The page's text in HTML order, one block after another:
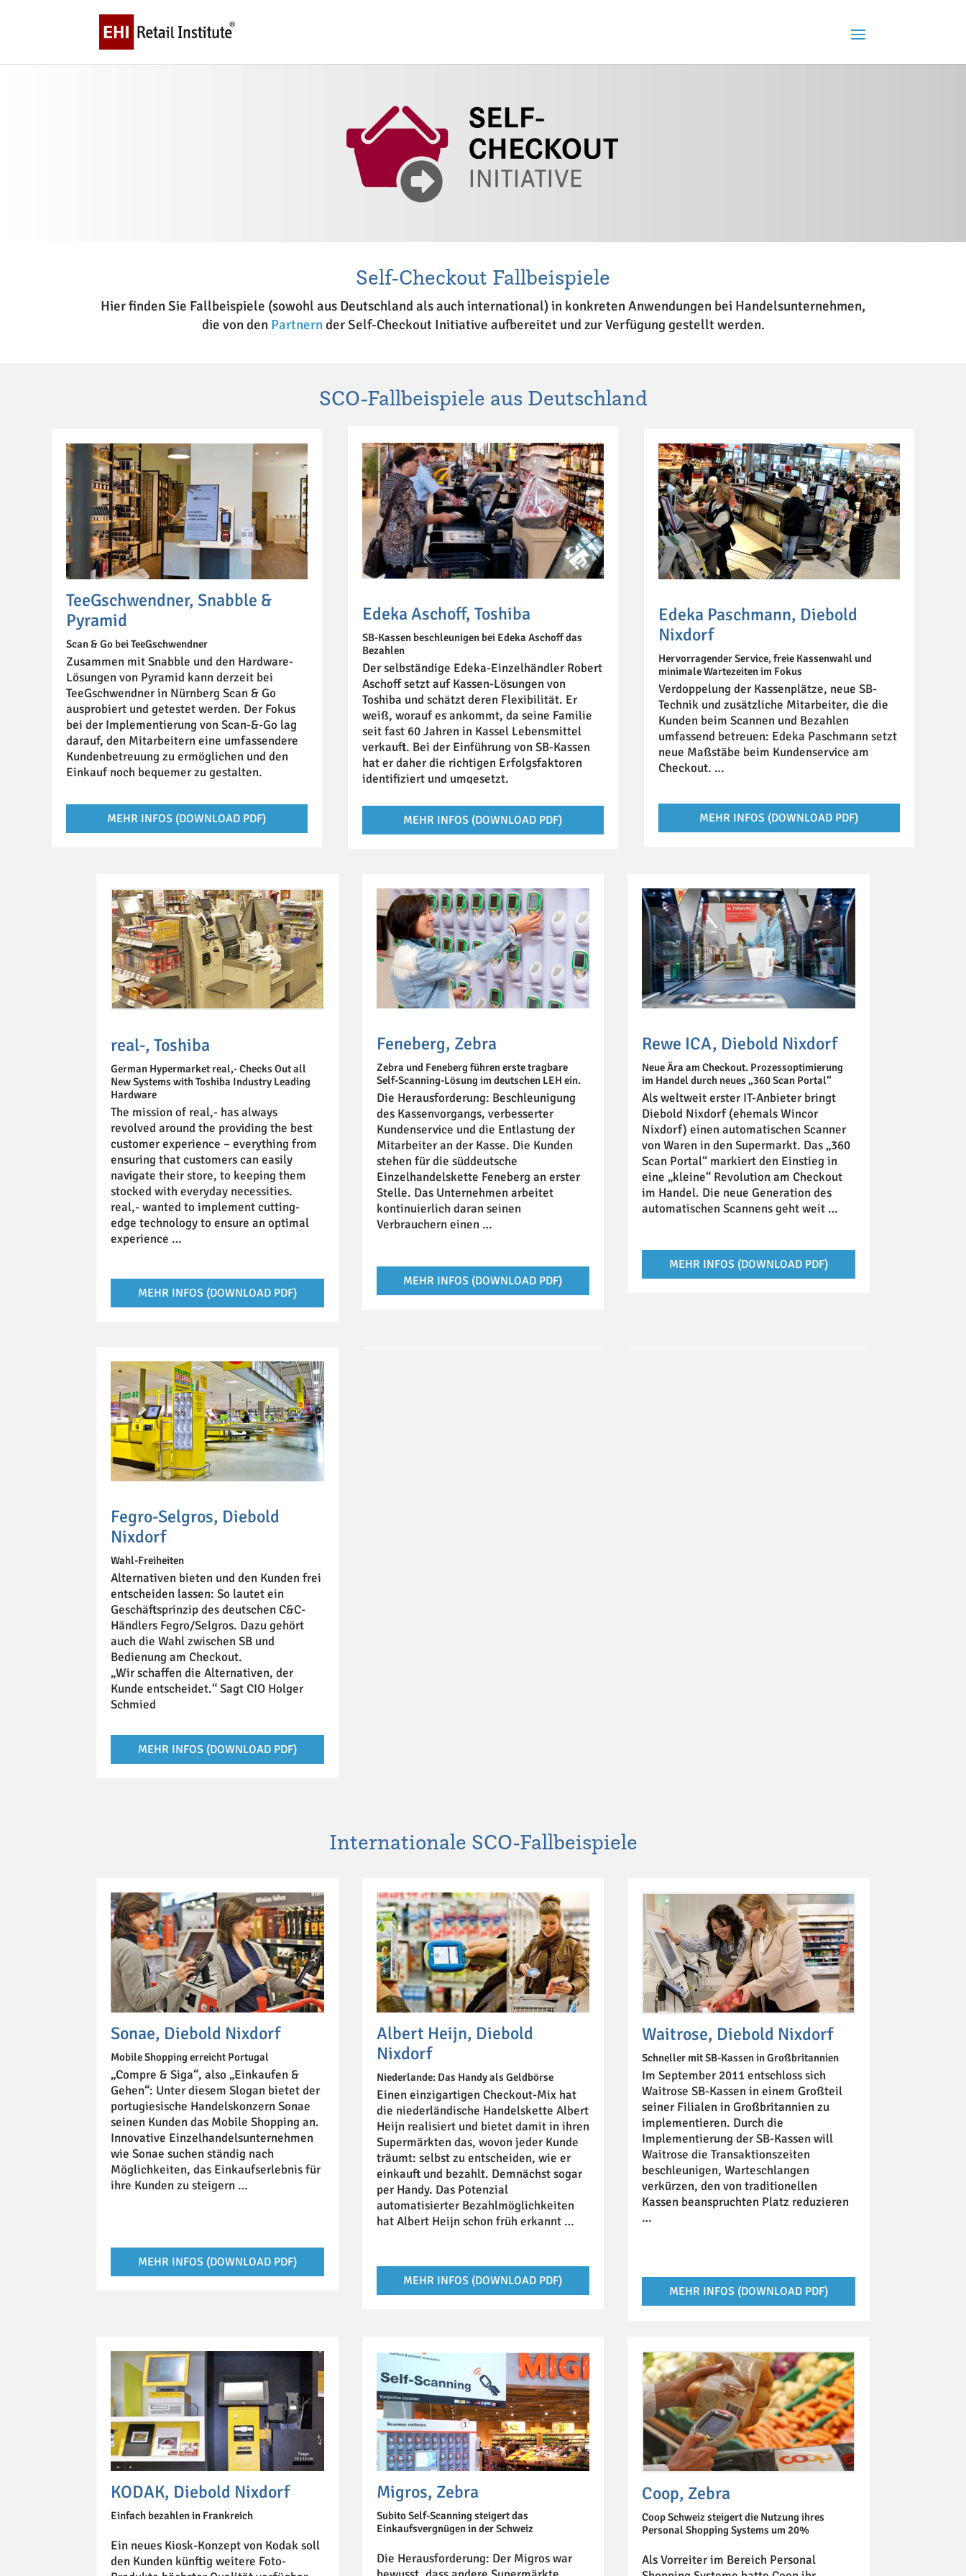
Self-Checkout Fallbeispiele
Hier finden Sie Fallbeispiele (sowohl aus Deutschland als auch international) in konkreten Anwendungen bei Handelsunternehmen,
die von den Partnernder Self-Checkout Initiative aufbereitet und zur Verfügung gestellt werden.
SCO-Fallbeispiele aus Deutschland
TeeGschwendner, Snabble &
Pyramid
Scan & Go bei TeeGschwendner
Zusammen mit Snabble und den Hardware-
Lösungen von Pyramid kann derzeit bei
TeeGschwendner in Nürnberg Scan & Go
ausprobiert und getestet werden. Der Fokus
bei der Implementierung von Scan-&-Go lag
darauf, den Mitarbeitern eine umfassendere
Kundenbetreuung zu ermöglichen und den
Einkauf noch bequemer zu gestalten.
MEHR INFOS (DOWNLOAD PDF)
Edeka Aschoff, Toshiba
SB-Kassen beschleunigen bei Edeka Aschoff das
Bezahlen
Der selbständige Edeka-Einzelhändler Robert
Aschoff setzt auf Kassen-Lösungen von
Toshiba und schätzt deren Flexibilität. Er
weiß, worauf es ankommt, da seine Familie
seit fast 60 Jahren in Kassel Lebensmittel
verkauft. Bei der Einführung von SB-Kassen
hat er daher die richtigen Erfolgsfaktoren
identifiziert und umgesetzt.
MEHR INFOS (DOWNLOAD PDF)
Edeka Paschmann, Diebold
Nixdorf
Hervorragender Service, freie Kassenwahl und
minimale Wartezeiten im Fokus
Verdoppelung der Kassenplätze, neue SB-
Technik und zusätzliche Mitarbeiter, die die
Kunden beim Scannen und Bezahlen
umfassend betreuen: Edeka Paschmann setzt
neue Maßstäbe beim Kundenservice am
Checkout. …
MEHR INFOS (DOWNLOAD PDF)
real-, Toshiba
German Hypermarket real,- Checks Out all
New Systems with Toshiba Industry Leading
Hardware
The mission of real,- has always
revolved around the providing the best
customer experience – everything from
ensuring that customers can easily
navigate their store, to keeping them
stocked with everyday necessities.
real,- wanted to implement cutting-
edge technology to ensure an optimal
experience …
MEHR INFOS (DOWNLOAD PDF)
Feneberg, Zebra
Zebra und Feneberg führen erste tragbare
Self-Scanning-Lösung im deutschen LEH ein.
Die Herausforderung: Beschleunigung
des Kassenvorgangs, verbesserter
Kundenservice und die Entlastung der
Mitarbeiter an der Kasse. Die Kunden
stehen für die süddeutsche
Einzelhandelskette Feneberg an erster
Stelle. Das Unternehmen arbeitet
kontinuierlich daran seinen
Verbrauchern einen …
MEHR INFOS (DOWNLOAD PDF)
Rewe ICA, Diebold Nixdorf
Neue Ära am Checkout. Prozessoptimierung
im Handel durch neues „360 Scan Portal“
Als weltweit erster IT-Anbieter bringt
Diebold Nixdorf (ehemals Wincor
Nixdorf) einen automatischen Scanner
von Waren in den Supermarkt. Das „360
Scan Portal“ markiert den Einstieg in
eine „kleine“ Revolution am Checkout
im Handel. Die neue Generation des
automatischen Scannens geht weit …
MEHR INFOS (DOWNLOAD PDF)
Fegro-Selgros, Diebold
Nixdorf
Wahl-Freiheiten
Alternativen bieten und den Kunden frei
entscheiden lassen: So lautet ein
Geschäftsprinzip des deutschen C&C-
Händlers Fegro/Selgros. Dazu gehört
auch die Wahl zwischen SB und
Bedienung am Checkout.
„Wir schaffen die Alternativen, der
Kunde entscheidet.“ Sagt CIO Holger
Schmied
MEHR INFOS (DOWNLOAD PDF)
Internationale SCO-Fallbeispiele
Sonae, Diebold Nixdorf
Mobile Shopping erreicht Portugal
„Compre & Siga“, also „Einkaufen &
Gehen“: Unter diesem Slogan bietet der
portugiesische Handelskonzern Sonae
seinen Kunden das Mobile Shopping an.
Innovative Einzelhandelsunternehmen
wie Sonae suchen ständig nach
Möglichkeiten, das Einkaufserlebnis für
ihre Kunden zu steigern …
MEHR INFOS (DOWNLOAD PDF)
Albert Heijn, Diebold
Nixdorf
Niederlande: Das Handy als Geldbörse
Einen einzigartigen Checkout-Mix hat
die niederländische Handelskette Albert
Heijn realisiert und bietet damit in ihren
Supermärkten das, wovon jeder Kunde
träumt: selbst zu entscheiden, wie er
einkauft und bezahlt. Demnächst sogar
per Handy. Das Potenzial
automatisierter Bezahlmöglichkeiten
hat Albert Heijn schon früh erkannt …
MEHR INFOS (DOWNLOAD PDF)
Waitrose, Diebold Nixdorf
Schneller mit SB-Kassen in Großbritannien
Im September 2011 entschloss sich
Waitrose SB-Kassen in einem Großteil
seiner Filialen in Großbritannien zu
implementieren. Durch die
Implementierung der SB-Kassen will
Waitrose die Transaktionszeiten
beschleunigen, Warteschlangen
verkürzen, den von traditionellen
Kassen beanspruchten Platz reduzieren
…
MEHR INFOS (DOWNLOAD PDF)
KODAK, Diebold Nixdorf
Einfach bezahlen in Frankreich
Ein neues Kiosk-Konzept von Kodak soll
den Kunden künftig weitere Foto-
Migros, Zebra
Subito Self-Scanning steigert das
Einkaufsvergnügen in der Schweiz
Die Herausforderung: Der Migros war
Coop, Zebra
Coop Schweiz steigert die Nutzung ihres
Personal Shopping Systems um 20%
Als Vorreiter im Bereich Personal